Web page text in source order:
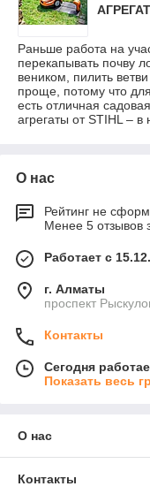
Раньше работа на
перекапывать почву
веником, пилить
проще, потому что
есть отличная
агрегаты от STIHL –
О нас
Рейтинг не
Менее 5 отзывов
Работает с
г. Алматы
проспект
Контакты
Сегодня
Показать весь
О нас
Контакты